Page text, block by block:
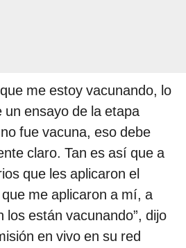
me estoy vacunando, lo
un ensayo de la etapa
fue vacuna, eso debe
claro. Tan es así que a
que les aplicaron el
me aplicaron a mí, a
los están vacunando”, dijo
en vivo en su red